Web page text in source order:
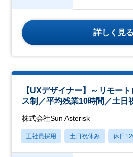
詳しく見る
【UXデザイナー】～リモー
ス制／平均残業10時間／土日
株式会社Sun Asterisk
正社員採用 土日祝休み 休日